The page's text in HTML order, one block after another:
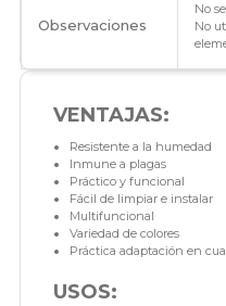
Observaciones
No
No
VENTAJAS:
Resistente a la humedad
Inmune a plagas
Práctico y funcional
Fácil de limpiar e instalar
Multifuncional
Variedad de colores
Práctica adaptación en
USOS: